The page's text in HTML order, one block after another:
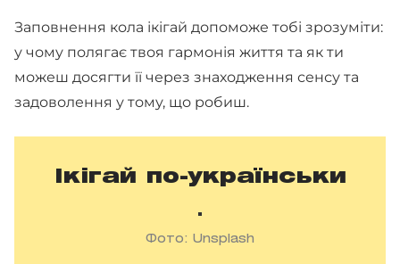
Заповнення кола ікігай допоможе тобі зрозуміти:
у чому полягає твоя гармонія життя та як ти
можеш досягти її через знаходження сенсу та
задоволення у тому, що робиш.
Ікігай по-українськи
Фото: Unsplash